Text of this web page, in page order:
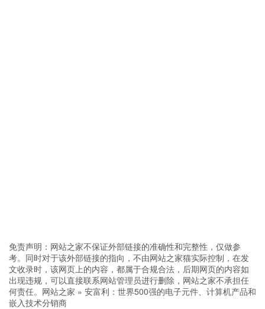
免责声明：网站之家不保证外部链接的准确性和完整性，仅做参
考。同时对于该外部链接的指向，不由网站之家猫实际控制，在发
文收录时，该网页上的内容，都属于合规合法，后期网页的内容如
出现违规，可以直接联系网站管理员进行删除，网站之家不承担任
何责任。 网站之家 » 安富利：世界500强的电子元件、计算机产品和
嵌入技术分销商